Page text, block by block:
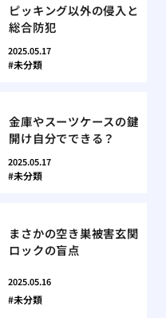
ピッキング以外の侵入と
総合防犯
2025.05.17
未分類
金庫やスーツケースの鍵
開け自分でできる？
2025.05.17
未分類
まさかの空き巣被害玄関
ロックの盲点
2025.05.16
未分類